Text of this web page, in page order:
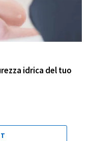
idrica del tuo